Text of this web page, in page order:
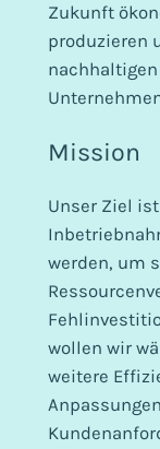
Zukunft
produzieren
Mission
Unser Ziel
werden, um
wollen wir
weitere